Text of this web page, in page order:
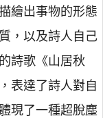
繪出事物的形態
，以及詩人自己
詩歌《山居秋
表達了詩人對自
現了一種超脫塵